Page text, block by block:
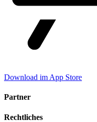
Download im App Store
Partner
Rechtliches